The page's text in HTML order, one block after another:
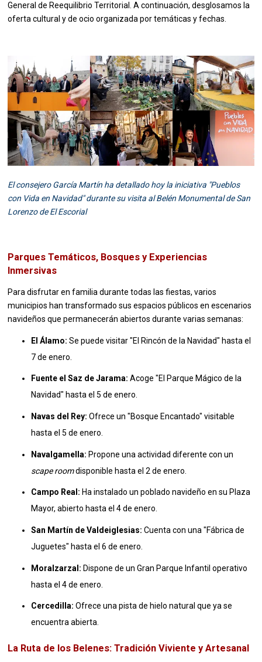
General de Reequilibrio Territorial
. A continuación, desglosamos la
oferta cultural y de ocio organizada por temáticas y fechas.
El consejero García Martín ha detallado hoy la iniciativa "Pueblos
con Vida en Navidad" durante su visita al Belén Monumental de San
Lorenzo de El Escorial
Parques Temáticos, Bosques y Experiencias
Inmersivas
Para disfrutar en familia durante todas las fiestas, varios
municipios han transformado sus espacios públicos en escenarios
navideños que permanecerán abiertos durante varias semanas:
El Álamo: Se puede visitar "El Rincón de la Navidad" hasta el
7 de enero
Fuente el Saz de Jarama: Acoge "El Parque Mágico de la
Navidad" hasta el 5 de enero
Navas del Rey: Ofrece un "Bosque Encantado" visitable
hasta el 5 de enero
Navalgamella: Propone una actividad diferente con un
scape roomdisponible hasta el 2 de enero
Campo Real: Ha instalado un poblado navideño en su Plaza
Mayor, abierto hasta el 4 de enero
San Martín de Valdeiglesias: Cuenta con una "Fábrica de
Juguetes" hasta el 6 de enero
Moralzarzal: Dispone de un Gran Parque Infantil operativo
hasta el 4 de enero
Cercedilla: Ofrece una pista de hielo natural que ya se
encuentra abierta
La Ruta de los Belenes: Tradición Viviente y Artesanal